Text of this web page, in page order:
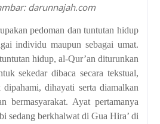
darunnajah.com
pedoman dan tuntutan hidup
individu maupun sebagai umat.
hidup, al-Qur’an diturunkan
sekedar dibaca secara tekstual,
dihayati serta diamalkan
bermasyarakat. Ayat pertamanya
sedang berkhalwat di Gua Hira’ di